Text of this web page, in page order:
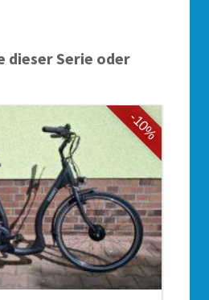
dieser Serie oder
-10%